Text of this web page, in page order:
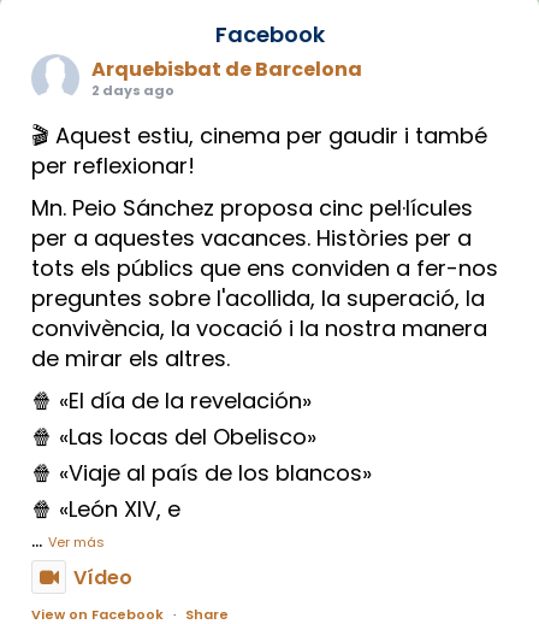
Facebook
Arquebisbat de Barcelona
2 days ago
🎬 Aquest estiu, cinema per gaudir i també
per reflexionar!
Mn. Peio Sánchez proposa cinc pel·lícules
per a aquestes vacances. Històries per a
tots els públics que ens conviden a fer-nos
preguntes sobre l'acollida, la superació, la
convivència, la vocació i la nostra manera
de mirar els altres.
🍿 «El día de la revelación»
🍿 «Las locas del Obelisco»
🍿 «Viaje al país de los blancos»
🍿 «León XIV, e
... Ver más
Vídeo
View on Facebook · Share